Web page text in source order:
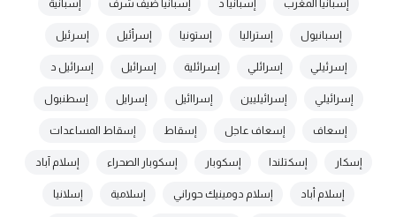
إسبانيا المغرب إسبانيا د إسبانيا ضيف شرف إسبانية
إسبانيول إستراليا إستونيا إسرأئيل إسرئيل
إسرئيلي إسرائلي إسرائلية إسرائيل إسرائيل د
إسرائيلي إسرائيليين إسراائيل إسرايل إسطنبول
إسعاف إسعاف عاجل إسقاط إسقاط المساعدات
إسكار إسكتلندا إسكوبار إسكوبار الصحراء إسلام آباد
إسلام أباد إسلام دومينيك حوراني إسلامية إسلانيا